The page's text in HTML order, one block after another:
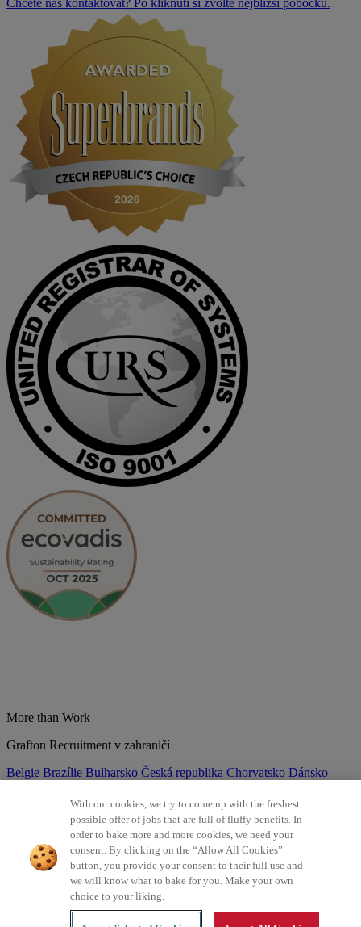
Chcete nás kontaktovat? Po kliknutí si zvolte nejbližší pobočku.
More than Work
Grafton Recruitment v zahraničí
Belgie Brazílie Bulharsko Česká republika Chorvatsko Dánsko
Německo Nizozemsko Norsko Polsko Portugalsko
Slovensko Španělsko Srbsko Švýcarsko Turecko
©2026 Všechna práva vyhrazena Grafton Recruitment
Ochrana osobních údajů Zásady používání cookies Všeobecné
Digitální přístupnost
персональних даних
With our cookies, we try to come up with the freshest
possible offer of jobs that are full of fluffy benefits. In
order to bake more and more cookies, we need your
consent. By clicking on the “Allow All Cookies”
button, you provide your consent to their full use and
we will know what to bake for you. Make your own
choice to your liking.